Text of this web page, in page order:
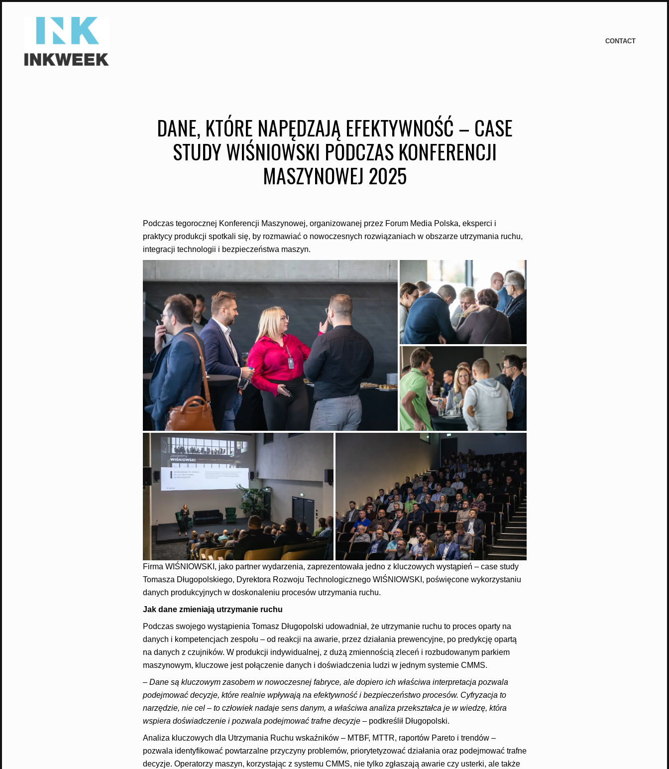
Skip
CONTACT
DANE, KTÓRE NAPĘDZAJĄ EFEKTYWNOŚĆ – CASE
STUDY WIŚNIOWSKI PODCZAS KONFERENCJI
MASZYNOWEJ 2025
Podczas tegorocznej Konferencji Maszynowej, organizowanej przez Forum Media Polska, eksperci i
praktycy produkcji spotkali się, by rozmawiać o nowoczesnych rozwiązaniach w obszarze utrzymania ruchu,
integracji technologii i bezpieczeństwa maszyn.
Firma WIŚNIOWSKI, jako partner wydarzenia, zaprezentowała jedno z kluczowych wystąpień – case study
Tomasza Długopolskiego, Dyrektora Rozwoju Technologicznego WIŚNIOWSKI, poświęcone wykorzystaniu
danych produkcyjnych w doskonaleniu procesów utrzymania ruchu.
Jak dane zmieniają utrzymanie ruchu
Podczas swojego wystąpienia Tomasz Długopolski udowadniał, że utrzymanie ruchu to proces oparty na
danych i kompetencjach zespołu – od reakcji na awarie, przez działania prewencyjne, po predykcję opartą
na danych z czujników. W produkcji indywidualnej, z dużą zmiennością zleceń i rozbudowanym parkiem
maszynowym, kluczowe jest połączenie danych i doświadczenia ludzi w jednym systemie CMMS.
– Dane są kluczowym zasobem w nowoczesnej fabryce, ale dopiero ich właściwa interpretacja pozwala
podejmować decyzje, które realnie wpływają na efektywność i bezpieczeństwo procesów. Cyfryzacja to
narzędzie, nie cel – to człowiek nadaje sens danym, a właściwa analiza przekształca je w wiedzę, która
wspiera doświadczenie i pozwala podejmować trafne decyzje– podkreślił Długopolski.
Analiza kluczowych dla Utrzymania Ruchu wskaźników – MTBF, MTTR, raportów Pareto i trendów –
pozwala identyfikować powtarzalne przyczyny problemów, priorytetyzować działania oraz podejmować trafne
decyzje. Operatorzy maszyn, korzystając z systemu CMMS, nie tylko zgłaszają awarie czy usterki, ale także